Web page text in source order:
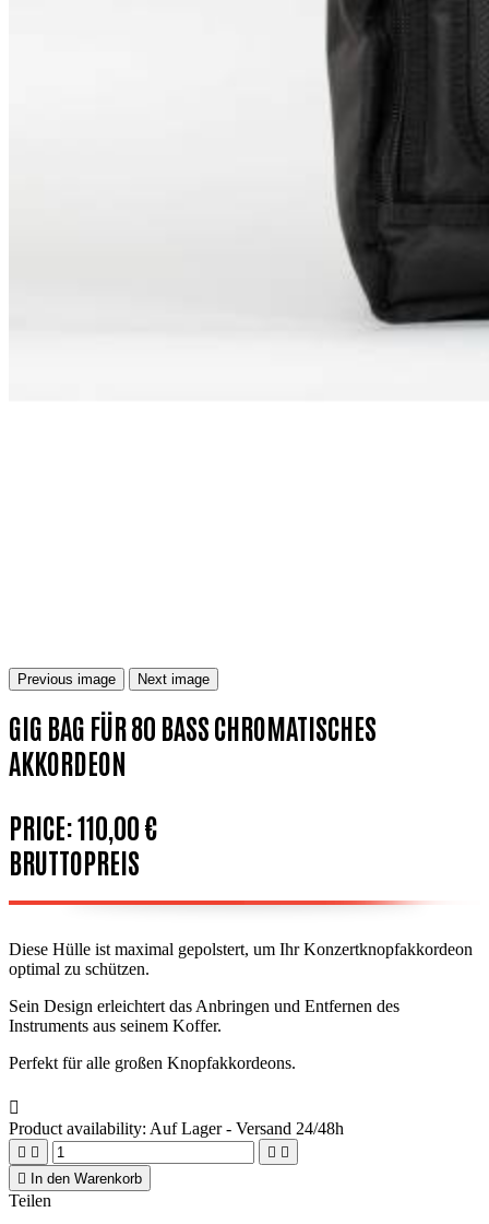
Previous image Next image
GIG BAG FÜR 80 BASS CHROMATISCHES
AKKORDEON
PRICE:110,00 €
BRUTTOPREIS
Diese Hülle ist maximal gepolstert, um Ihr Konzertknopfakkordeon
optimal zu schützen.
Sein Design erleichtert das Anbringen und Entfernen des
Instruments aus seinem Koffer.
Perfekt für alle großen Knopfakkordeons.

Product availability: Auf Lager - Versand 24/48h
   
 In den Warenkorb
Teilen